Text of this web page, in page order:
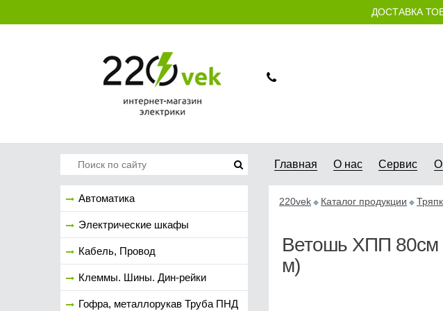
ДОСТАВКА
Автоматика
Электрические шкафы
Кабель, Провод
Клеммы. Шины. Дин-рейки
Гофра, металлорукав Труба ПНД
Главная О нас Сервис
220vek Каталог продукции
Ветошь ХПП 80см
м)